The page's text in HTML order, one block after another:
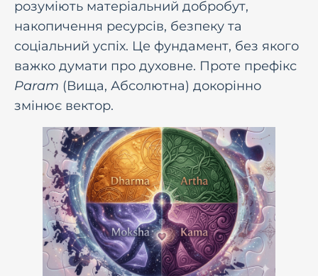
розуміють матеріальний добробут,
накопичення ресурсів, безпеку та
соціальний успіх. Це фундамент, без якого
важко думати про духовне. Проте префікс
Param (Вища, Абсолютна) докорінно
змінює вектор.